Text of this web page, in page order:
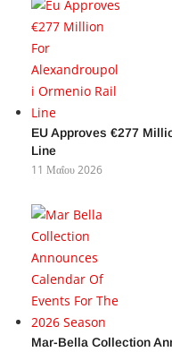
EU Approves €277
Line
11 Μαΐου 2026
Mar-Bella Collection